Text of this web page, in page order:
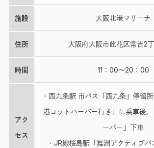
施設 大阪北港マリーナ
住所 大阪府大阪市此花区常吉2
時間 11：00～20：00
アク
セス
・西九条駅 市バス「西九条」停留
港ヨットハーバー行き」に乗車後
ーバー」下車
・JR線桜島駅「舞洲アクティブバ